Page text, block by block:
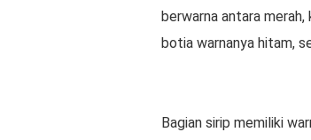
berwarna antara merah,
botia warnanya hitam,
Bagian sirip memiliki